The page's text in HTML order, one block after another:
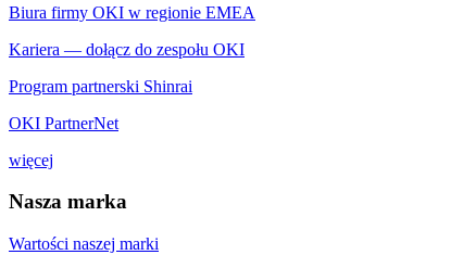
Biura firmy OKI w regionie EMEA
Kariera — dołącz do zespołu OKI
Program partnerski Shinrai
OKI PartnerNet
więcej
Nasza marka
Wartości naszej marki